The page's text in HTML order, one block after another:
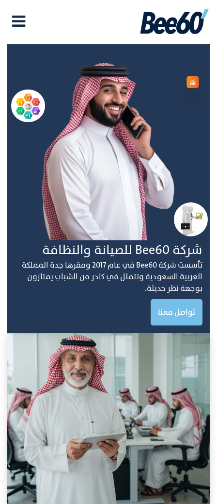
ﺷﺮﻛﺔ Bee60 ﻟﻠﺼﻴﺎﻧﺔ واﻟﻨﻈﺎفة
ﺗﺄﺳﺴﺖ ﺷﺮﻛﺔ Bee60 ﻓﻲ ﻋﺎم 2017 وﻣﻘﺮﻫﺎ ﺟﺪة اﻟﻤﻤﻠﻜﺔ
اﻟﻌﺮﺑﻴﺔ اﻟﺴﻌﻮدﻳﺔ وﺗﺘﻤﺜﻞ ﻓﻲ ﻛﺎدر ﻣﻦ اﻟﺸﺒﺎب ﻳﻤﺘﺎزون
ﺑﻮﺟﻬﺔ ﻧﻈﺮ ﺣﺪﻳﺜﺔ.
تواصل معنا